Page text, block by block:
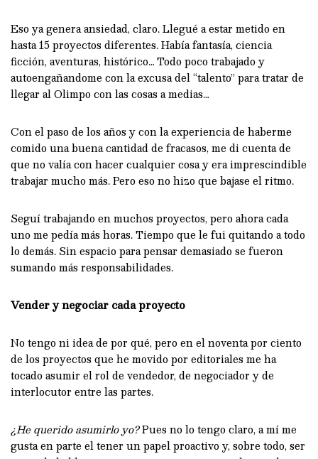
Eso ya genera ansiedad, claro. Llegué a estar metido en
hasta 15 proyectos diferentes. Había fantasía, ciencia
ficción, aventuras, histórico… Todo poco trabajado y
autoengañandome con la excusa del “talento” para tratar de
llegar al Olimpo con las cosas a medias…
Con el paso de los años y con la experiencia de haberme
comido una buena cantidad de fracasos, me di cuenta de
que no valía con hacer cualquier cosa y era imprescindible
trabajar mucho más. Pero eso no hizo que bajase el ritmo.
Seguí trabajando en muchos proyectos, pero ahora cada
uno me pedía más horas. Tiempo que le fui quitando a todo
lo demás. Sin espacio para pensar demasiado se fueron
sumando más responsabilidades.
Vender y negociar cada proyecto
No tengo ni idea de por qué, pero en el noventa por ciento
de los proyectos que he movido por editoriales me ha
tocado asumir el rol de vendedor, de negociador y de
interlocutor entre las partes.
¿He querido asumirlo yo?Pues no lo tengo claro, a mí me
gusta en parte el tener un papel proactivo y, sobre todo, ser